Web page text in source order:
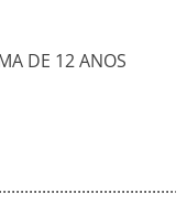
DE 12 ANOS